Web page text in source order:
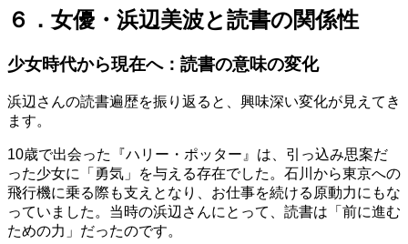
６．女優・浜辺美波と読書の関係性
少女時代から現在へ：読書の意味の変化
浜辺さんの読書遍歴を振り返ると、興味深い変化が見えてき
ます。
10歳で出会った『ハリー・ポッター』は、引っ込み思案だ
った少女に「勇気」を与える存在でした。石川から東京への
飛行機に乗る際も支えとなり、お仕事を続ける原動力にもな
っていました。当時の浜辺さんにとって、読書は「前に進む
ための力」だったのです。